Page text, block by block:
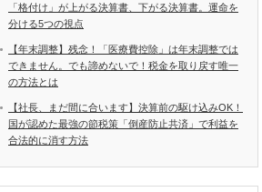
「格付け」が上がる決算書、下がる決算書。運命を
分ける5つの視点
【年末調整】残念！「医療費控除」は年末調整では
できません。でも諦めないで！税金を取り戻す唯一
の方法とは
【社長、まだ間に合います】決算前の駆け込みOK！
国が認めた最強の節税策「倒産防止共済」で利益を
合法的に消す方法